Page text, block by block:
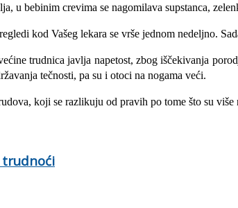
u bebinim crevima se nagomilava supstanca,
kod Vašeg lekara se vrše jednom nedeljno.
trudnica javlja napetost, zbog iščekivanja
tečnosti, pa su i otoci na nogama veći.
koji se razlikuju od pravih po tome što su
trudnoći